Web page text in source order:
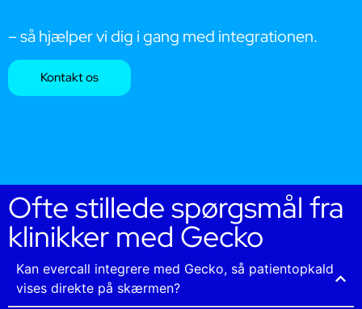
– så hjælper vi dig i gang med integrationen.
Kontakt os
Ofte stillede spørgsmål fra
klinikker med Gecko
Kan evercall integrere med Gecko, så patientopkald
vises direkte på skærmen?